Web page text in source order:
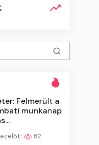
Felmerült a
munkanap
ezelőtt 82